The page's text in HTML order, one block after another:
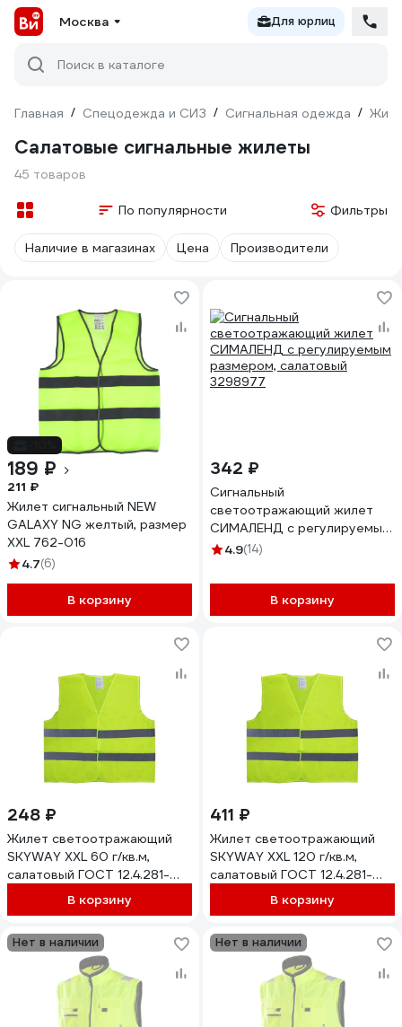
Москва Для юрлиц
Поиск в каталоге
Главная / Спецодежда и СИЗ / Сигнальная одежда /
Салатовые сигнальные жилеты
45 товаров
По популярности Фильтры
Наличие в магазинах Цена Производители
189 ₽
211 ₽
Жилет сигнальный NEW
GALAXY NG желтый, размер
XXL 762-016
4.7(6)
В корзину
342 ₽
Сигнальный
светоотражающий жилет
СИМАЛЕНД с регулируемым
размером, салатовый
4.9(14)
В корзину
248 ₽
Жилет светоотражающий
SKYWAY XXL 60 г/кв.м,
салатовый ГОСТ 12.4.281-
2014 S09001017
В корзину
411 ₽
Жилет светоотражающий
SKYWAY XXL 120 г/кв.м,
салатовый ГОСТ 12.4.281-
2014 S09001016
В корзину
Нет в наличии Нет в наличии